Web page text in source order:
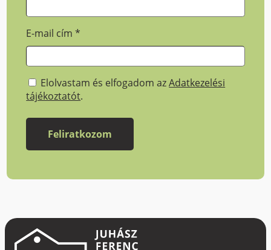
E-mail cím*
Elolvastam és elfogadom azAdatkezelési
tájékoztatót.